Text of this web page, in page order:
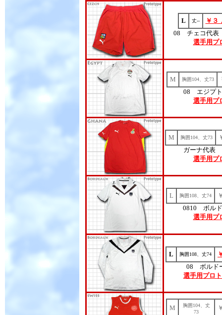
L 丈--
￥３
08 チェコ代表
選手用プ
M 胸囲104、丈73
08 エジプ
選手用プ
M 胸囲104、丈73
ガーナ代表
選手用プ
L 胸囲108、丈74
0810 ボル
選手用プ
L 胸囲108、丈74
08 ボルド
選手用プロ
M
胸囲104、丈
73